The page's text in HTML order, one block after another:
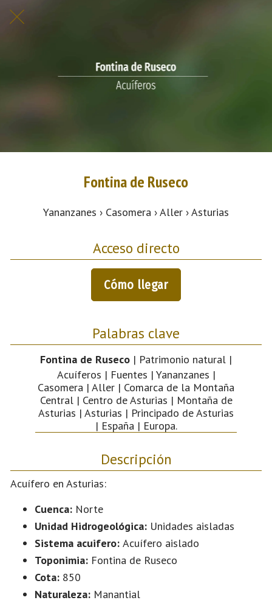
Fontina de Ruseco
Yananzanes › Casomera › Aller › Asturias
Acceso directo
Cómo llegar
Palabras clave
Fontina de Ruseco | Patrimonio natural |
Acuíferos | Fuentes | Yananzanes |
Casomera | Aller | Comarca de la Montaña
Central | Centro de Asturias | Montaña de
Asturias | Asturias | Principado de Asturias
| España | Europa.
Descripción
Acuífero en Asturias:
Cuenca: Norte
Unidad Hidrogeológica: Unidades aisladas
Sistema acuifero: Acuífero aislado
Toponimia: Fontina de Ruseco
Cota: 850
Naturaleza: Manantial